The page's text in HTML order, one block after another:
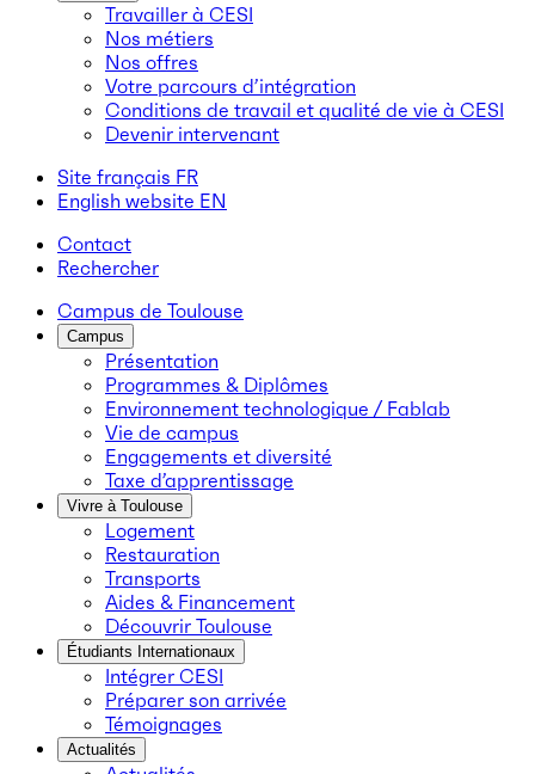
Travailler à CESI
Nos métiers
Nos offres
Votre parcours d’intégration
Conditions de travail et qualité de vie à CESI
Devenir intervenant
Site français FR
English website EN
Contact
Rechercher
Campus de Toulouse
Campus
Présentation
Programmes & Diplômes
Environnement technologique / Fablab
Vie de campus
Engagements et diversité
Taxe d’apprentissage
Vivre à Toulouse
Logement
Restauration
Transports
Aides & Financement
Découvrir Toulouse
Étudiants Internationaux
Intégrer CESI
Préparer son arrivée
Témoignages
Actualités